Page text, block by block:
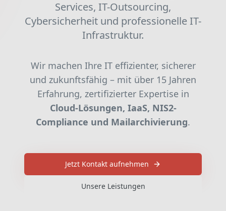
Services, IT-Outsourcing,
Cybersicherheit und professionelle IT-
Infrastruktur.
Wir machen Ihre IT effizienter, sicherer
und zukunftsfähig – mit über 15 Jahren
Erfahrung, zertifizierter Expertise in
Cloud-Lösungen, IaaS, NIS2-
Compliance und Mailarchivierung.
Jetzt Kontakt aufnehmen
Unsere Leistungen